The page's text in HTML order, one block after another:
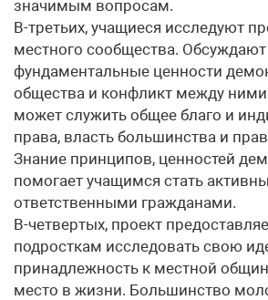
значимым вопросам.
В-третьих, учащиеся исследуют
местного сообщества. Обсуждают
фундаментальные ценности
общества и конфликт между
может служить общее благо и
права, власть большинства и
Знание принципов, ценностей
помогает учащимся стать
ответственными гражданами.
В-четвертых, проект
подросткам исследовать свою
принадлежность к местной
место в жизни. Большинство